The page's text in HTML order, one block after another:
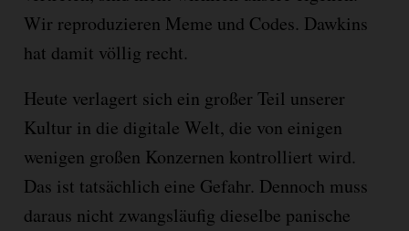
Wir reproduzieren Meme und Codes. Dawkins
hat damit völlig recht.
Heute verlagert sich ein großer Teil unserer
Kultur in die digitale Welt, die von einigen
wenigen großen Konzernen kontrolliert wird.
Das ist tatsächlich eine Gefahr. Dennoch muss
daraus nicht zwangsläufig dieselbe panische